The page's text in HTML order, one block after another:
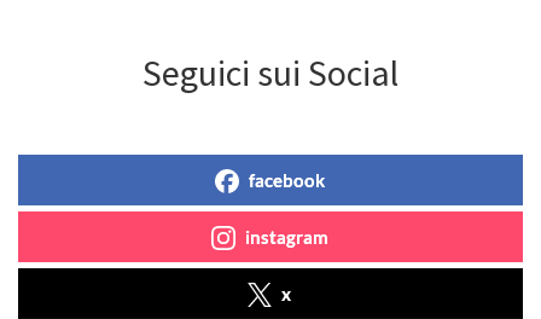
Seguici sui Social
facebook
instagram
x